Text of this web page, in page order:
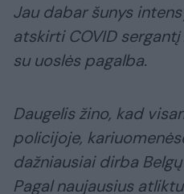
Jau dabar šunys
atskirti COVID
su uoslės pagalba.
Daugelis žino, kad
policijoje,
dažniausiai dirba
Pagal naujausius